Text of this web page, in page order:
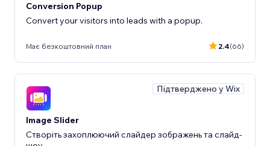
Conversion Popup
Convert your visitors into leads with a popup.
Має безкоштовний план 2.4(66)
Підтверджено у Wix
Image Slider
Створіть захоплюючий слайдер зображень та слайд-